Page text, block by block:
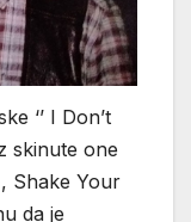
‘’ I Don’t
skinute one
Shake Your
da je